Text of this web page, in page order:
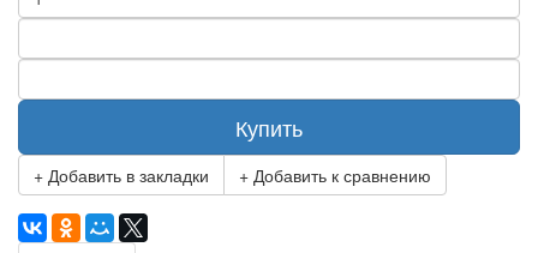
Купить
+ Добавить в закладки + Добавить к сравнению